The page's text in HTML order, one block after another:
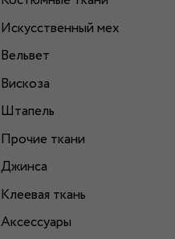
Искусственный мех
Вельвет
Вискоза
Штапель
Прочие ткани
Джинса
Клеевая ткань
Аксессуары